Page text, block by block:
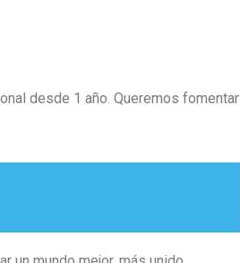
desde 1 año. Queremos fomentar